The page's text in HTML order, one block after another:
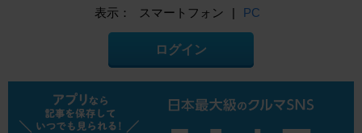
表示： スマートフォン | PC
ログイン